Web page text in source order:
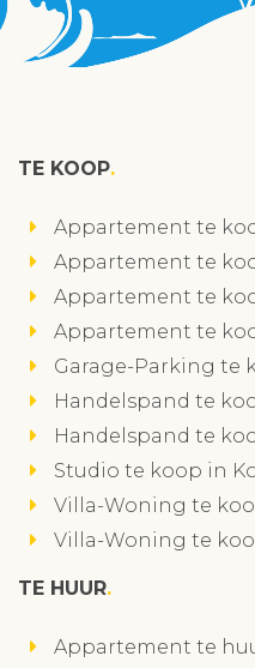
TE KOOP
Appartement te
Appartement te
Appartement te
Appartement te
Garage-Parking te
Handelspand te
Handelspand te
Studio te koop in
Villa-Woning te
Villa-Woning te
TE HUUR
Appartement te